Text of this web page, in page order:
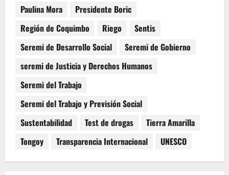
Paulina Mora
Presidente Boric
Región de Coquimbo
Riego
Sentis
Seremi de Desarrollo Social
Seremi de Gobierno
seremi de Justicia y Derechos Humanos
Seremi del Trabajo
Seremi del Trabajo y Previsión Social
Sustentabilidad
Test de drogas
Tierra Amarilla
Tongoy
Transparencia Internacional UNESCO